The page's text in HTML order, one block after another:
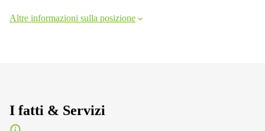
Altre informazioni sulla posizione
I fatti & Servizi